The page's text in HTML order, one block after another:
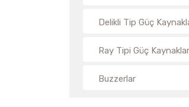
Delikli Tip Güç
Ray Tipi Güç
Buzzerlar